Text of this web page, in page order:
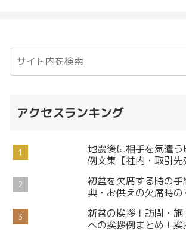
アクセスランキング
地震後に相手を気遣
例文集【社内・取引先
初盆を欠席する時の
典・お供えの欠席時の
新盆の挨拶！訪問・
への挨拶例まとめ！挨